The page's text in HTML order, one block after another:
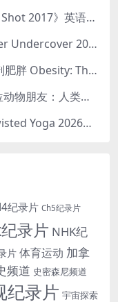
Netflix纪录片《意外在场 Long Shot 2017》英语中字 720P/NKV/1.06GB 美国谋杀误判案件
HULU纪录片《卧底妈妈 Mother Undercover 2023》全4集 英语中英双字 官方纯净版 1080P/MKV/7.6G 拯救孩子
BBC纪录片《肥胖症：尸检/解剖肥胖 Obesity: The Post Mortem 2016》英语中英双字 无水印纯净版 1080P/MKV/1.03G
Boreales纪录片《人类的第一位动物朋友：人类和狗的神奇故事 Man’s First Friend 2018》英语中英双字 1080P/MP4/1.8G 狗的神奇故事
AppleTV纪录片《变调瑜伽 Twisted Yoga 2026》全3集 英语中英双字 无水印纯净版 1080P/MKV/10G 瑜伽大师背后的真相
纪录片 Ch5纪录片
录片 NHK纪
片 体育运动 加拿
频道 史密森尼频道
纪录片 宇宙探索